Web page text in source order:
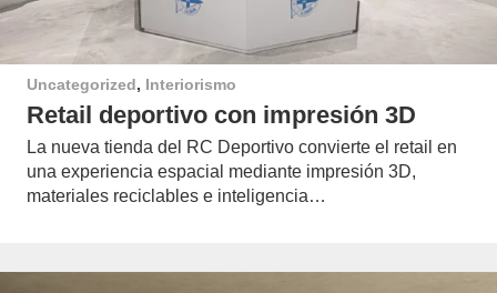
Uncategorized, Interiorismo
Retail deportivo con impresión 3D
La nueva tienda del RC Deportivo convierte el retail en
una experiencia espacial mediante impresión 3D,
materiales reciclables e inteligencia…